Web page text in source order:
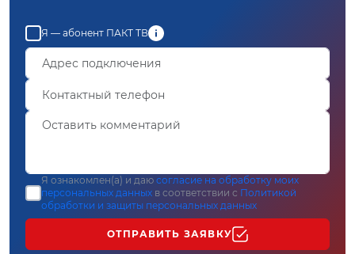
Я — абонент ПАКТ ТВ
Я ознакомлен(а) и даю согласие на обработку моих
персональных данных в соответствии с Политикой
обработки и защиты персональных данных
ОТПРАВИТЬ ЗАЯВКУ